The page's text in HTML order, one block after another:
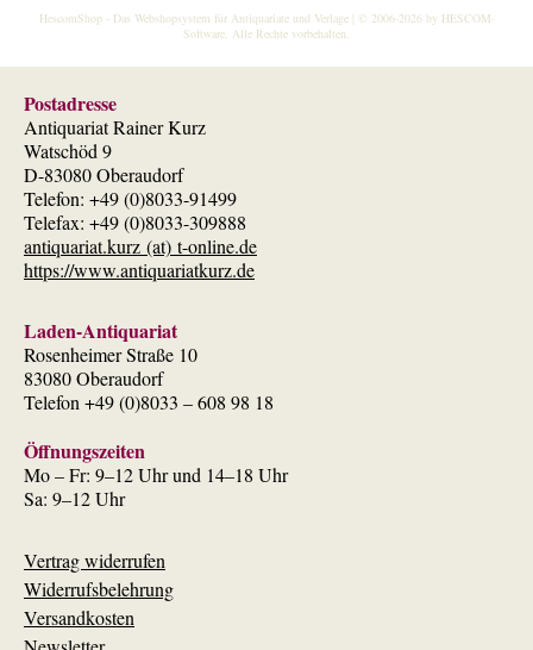
HescomShop- Das Webshopsystem für Antiquariate und Verlage | © 2006-2026 by HESCOM-
Software. Alle Rechte vorbehalten.
Postadresse
Antiquariat Rainer Kurz
Watschöd 9
D-83080 Oberaudorf
Telefon: +49 (0)8033-91499
Telefax: +49 (0)8033-309888
antiquariat.kurz (at) t-online.de
https://www.antiquariatkurz.de
Laden-Antiquariat
Rosenheimer Straße 10
83080 Oberaudorf
Telefon +49 (0)8033 – 608 98 18
Öffnungszeiten
Mo – Fr: 9–12 Uhr und 14–18 Uhr
Sa: 9–12 Uhr
Vertrag widerrufen
Widerrufsbelehrung
Versandkosten